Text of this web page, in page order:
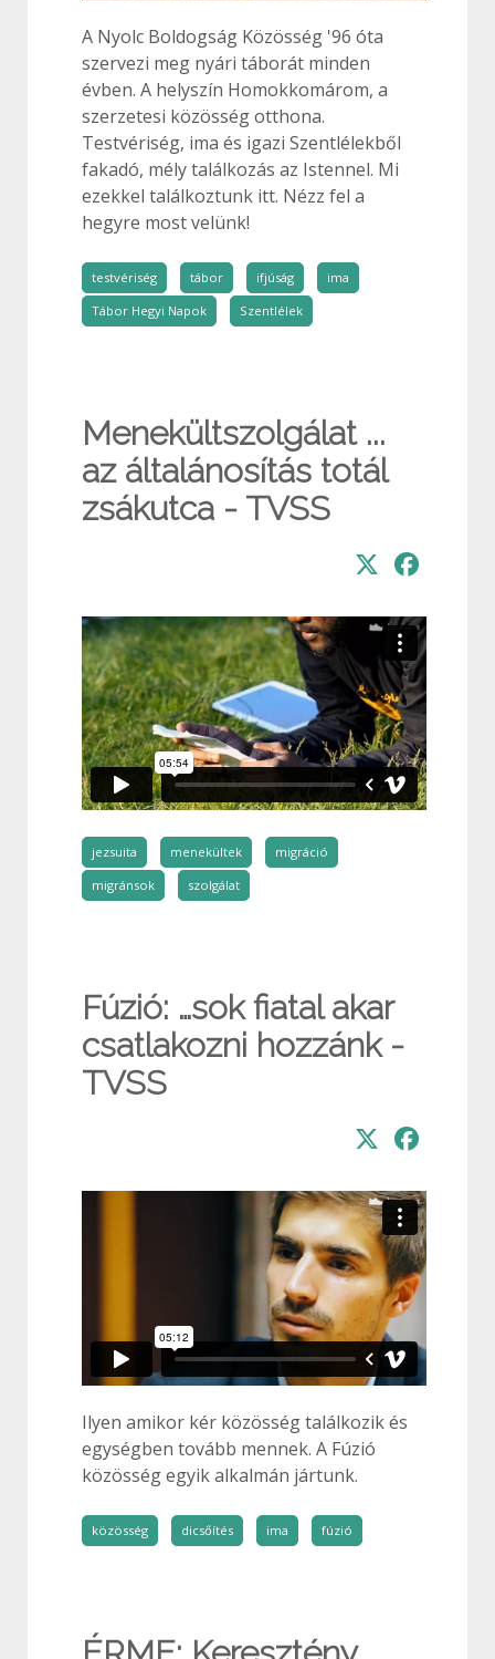
A Nyolc Boldogság Közösség '96 óta
szervezi meg nyári táborát minden
évben. A helyszín Homokkomárom, a
szerzetesi közösség otthona.
Testvériség, ima és igazi Szentlélekből
fakadó, mély találkozás az Istennel. Mi
ezekkel találkoztunk itt. Nézz fel a
hegyre most velünk!
testvériség tábor ifjúság
ima
Tábor Hegyi Napok
Szentlélek
Menekültszolgálat ...
az általánosítás totál
zsákutca - TVSS
jezsuita menekültek
migráció
migránsok
szolgálat
Fúzió: …sok fiatal akar
csatlakozni hozzánk -
TVSS
Ilyen amikor kér közösség találkozik és
egységben tovább mennek. A Fúzió
közösség egyik alkalmán jártunk.
közösség dicsőítés ima fúzió